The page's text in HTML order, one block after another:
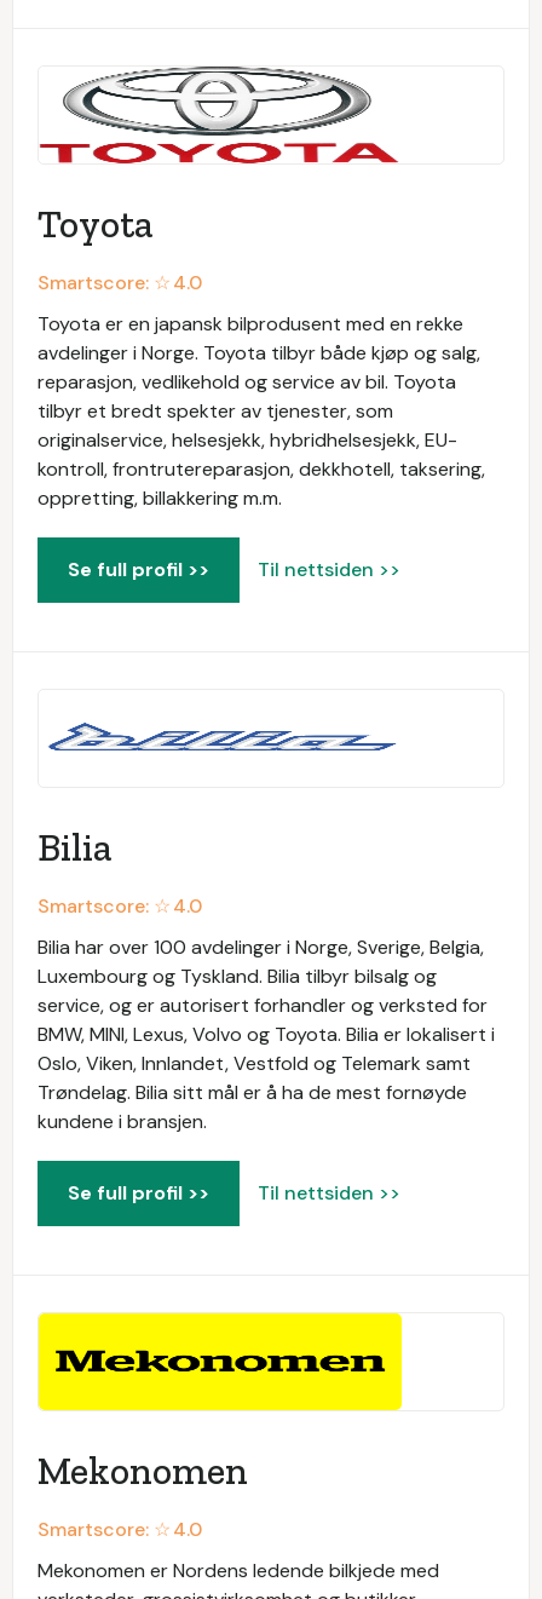
Toyota
Smartscore: ☆4.0
Toyota er en japansk bilprodusent med en rekke
avdelinger i Norge. Toyota tilbyr både kjøp og salg,
reparasjon, vedlikehold og service av bil. Toyota
tilbyr et bredt spekter av tjenester, som
originalservice, helsesjekk, hybridhelsesjekk, EU-
kontroll, frontrutereparasjon, dekkhotell, taksering,
oppretting, billakkering m.m.
Se full profil >> Til nettsiden >>
Bilia
Smartscore: ☆4.0
Bilia har over 100 avdelinger i Norge, Sverige, Belgia,
Luxembourg og Tyskland. Bilia tilbyr bilsalg og
service, og er autorisert forhandler og verksted for
BMW, MINI, Lexus, Volvo og Toyota. Bilia er lokalisert i
Oslo, Viken, Innlandet, Vestfold og Telemark samt
Trøndelag. Bilia sitt mål er å ha de mest fornøyde
kundene i bransjen.
Se full profil >> Til nettsiden >>
Mekonomen
Smartscore: ☆4.0
Mekonomen er Nordens ledende bilkjede med